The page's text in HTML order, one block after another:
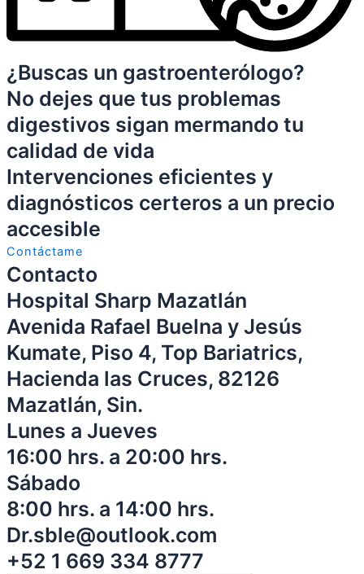
¿Buscas un gastroenterólogo?
No dejes que tus problemas
digestivos sigan mermando tu
calidad de vida
Intervenciones eficientes y
diagnósticos certeros a un precio
accesible
Contáctame
Contacto
Hospital Sharp Mazatlán
Avenida Rafael Buelna y Jesús
Kumate, Piso 4, Top Bariatrics,
Hacienda las Cruces, 82126
Mazatlán, Sin.
Lunes a Jueves
16:00 hrs. a 20:00 hrs.
Sábado
8:00 hrs. a 14:00 hrs.
Dr.sble@outlook.com
+52 1 669 334 8777